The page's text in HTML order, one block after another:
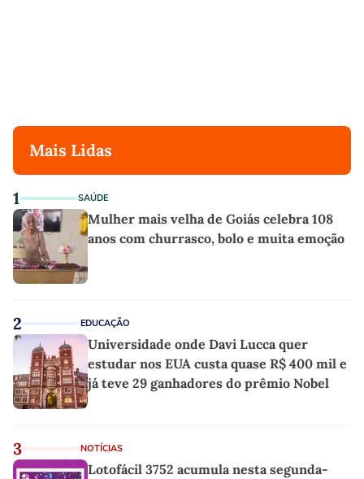
Mais Lidas
1 SAÚDE
Mulher mais velha de Goiás celebra 108
anos com churrasco, bolo e muita emoção
2 EDUCAÇÃO
Universidade onde Davi Lucca quer
estudar nos EUA custa quase R$ 400 mil e
já teve 29 ganhadores do prêmio Nobel
3 NOTÍCIAS
Lotofácil 3752 acumula nesta segunda-